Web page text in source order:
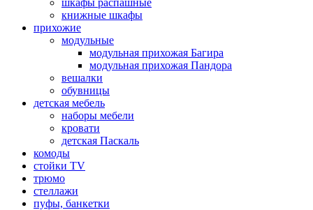
шкафы распашные
книжные шкафы
прихожие
модульные
модульная прихожая Багира
модульная прихожая Пандора
вешалки
обувницы
детская мебель
наборы мебели
кровати
детская Паскаль
комоды
стойки TV
трюмо
стеллажи
пуфы, банкетки